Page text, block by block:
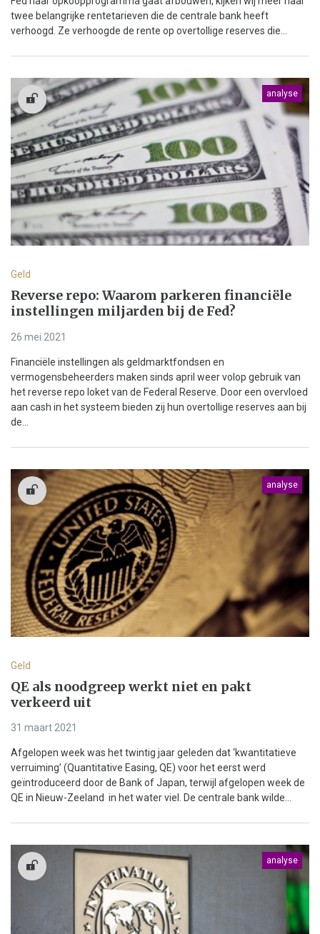
twee belangrijke rentetarieven die de centrale bank heeft
verhoogd. Ze verhoogde de rente op overtollige reserves die...
analyse
Geld
Reverse repo: Waarom parkeren financiële
instellingen miljarden bij de Fed?
26 mei 2021
Financiële instellingen als geldmarktfondsen en
vermogensbeheerders maken sinds april weer volop gebruik van
het reverse repo loket van de Federal Reserve. Door een overvloed
aan cash in het systeem bieden zij hun overtollige reserves aan bij
de...
analyse
Geld
QE als noodgreep werkt niet en pakt
verkeerd uit
31 maart 2021
Afgelopen week was het twintig jaar geleden dat ‘kwantitatieve
verruiming’ (Quantitative Easing, QE) voor het eerst werd
geïntroduceerd door de Bank of Japan, terwijl afgelopen week de
QE in Nieuw-Zeeland in het water viel. De centrale bank wilde...
analyse